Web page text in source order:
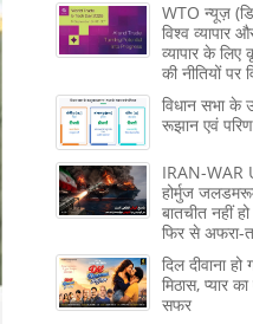
WTO न्यूज़
विश्व व्यापार
व्यापार के लिए
की नीतियों पर
विधान सभा
रूझान एवं
IRAN-WAR
होर्मुज
बातचीत नहीं
फिर से अफरा-
दिल दीवाना हो
मिठास, प्यार
सफर